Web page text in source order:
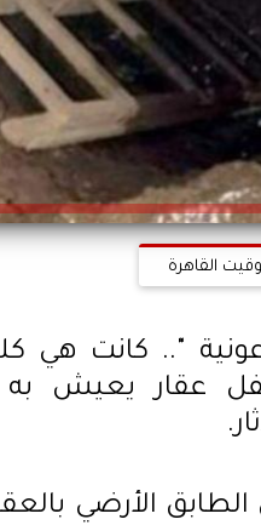
القاهرة
".. كانت هي
عقار يعيش
الأرضي